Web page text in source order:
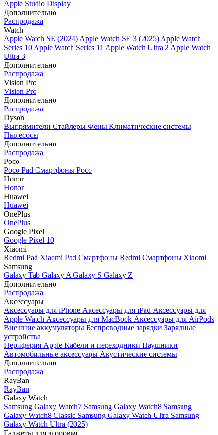
Apple Studio Display
Дополнительно
Распродажа
Watch
Apple Watch SE (2024) Apple Watch SE 3 (2025) Apple Watch
Series 10 Apple Watch Series 11 Apple Watch Ultra 2 Apple Watch
Ultra 3
Дополнительно
Распродажа
Vision Pro
Vision Pro
Дополнительно
Распродажа
Dyson
Выпрямители Стайлеры Фены Климатические системы
Пылесосы
Дополнительно
Распродажа
Poco
Poco Pad Смартфоны Poco
Honor
Honor
Huawei
Huawei
OnePlus
OnePlus
Google Pixel
Google Pixel 10
Xiaomi
Redmi Pad Xiaomi Pad Смартфоны Redmi Смартфоны Xiaomi
Samsung
Galaxy Tab Galaxy A Galaxy S Galaxy Z
Дополнительно
Распродажа
Аксессуары
Аксессуары для iPhone Аксессуары для iPad Аксессуары для
Apple Watch Аксессуары для MacBook Аксессуары для AirPods
Внешние аккумуляторы Беспроводные зарядки Зарядные
устройства
Периферия Apple Кабели и переходники Наушники
Автомобильные аксессуары Акустические системы
Дополнительно
Распродажа
RayBan
RayBan
Galaxy Watch
Samsung Galaxy Watch7 Samsung Galaxy Watch8 Samsung
Galaxy Watch8 Classic Samsung Galaxy Watch Ultra Samsung
Galaxy Watch Ultra (2025)
Гаджеты для здоровья